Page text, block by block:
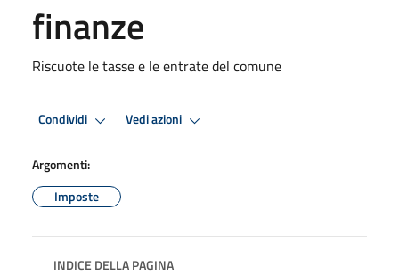
finanze
Riscuote le tasse e le entrate del comune
Condividi Premi Invio per attivare. apre menu
Vedi azioni
Argomenti:
Imposte
INDICE DELLA PAGINA